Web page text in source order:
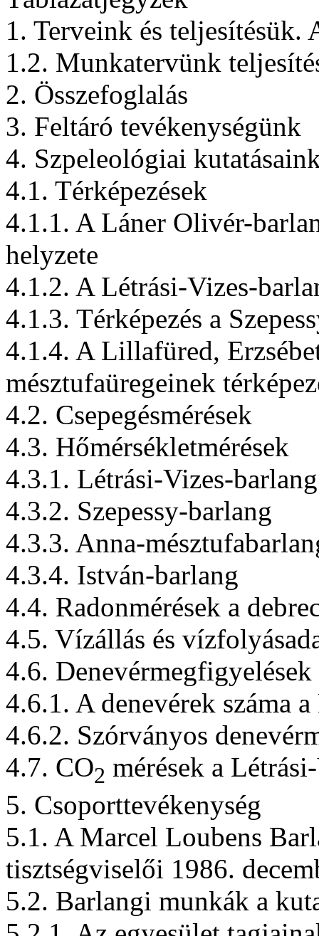
1. Terveink és teljesítésük.
1.2. Munkatervünk
2. Összefoglalás
3. Feltáró tevékenységünk
4. Szpeleológiai
4.1. Térképezések
4.1.1. A Láner Olivér-
helyzete
4.1.2. A Létrási-Vizes-
4.1.3. Térképezés a
4.1.4. A Lillafüred,
mésztufaüregeinek
4.2. Csepegésmérések
4.3. Hőmérsékletmérések
4.3.1. Létrási-Vizes-barlang
4.3.2. Szepessy-barlang
4.3.3. Anna-
4.3.4. István-barlang
4.4. Radonmérések a
4.5. Vízállás és
4.6. Denevérmegfigyelések
4.6.1. A denevérek száma
4.6.2. Szórványos
4.7. CO2 mérések a
5. Csoporttevékenység
5.1. A Marcel Loubens
tisztségviselői 1986.
5.2. Barlangi munkák a